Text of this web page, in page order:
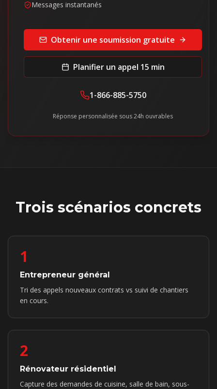
Messages instantanés
Obtenir une soumission gratuite
Planifier un appel 15 min
1-866-885-5750
Réponse personnalisée sous 24h ouvrables
Trois scénarios concrets
1
Entrepreneur général
Tri des appels nouveaux contrats vs suivi de chantiers
en cours.
2
Rénovateur résidentiel
Capture des demandes de cuisine, salle de bain, sous-